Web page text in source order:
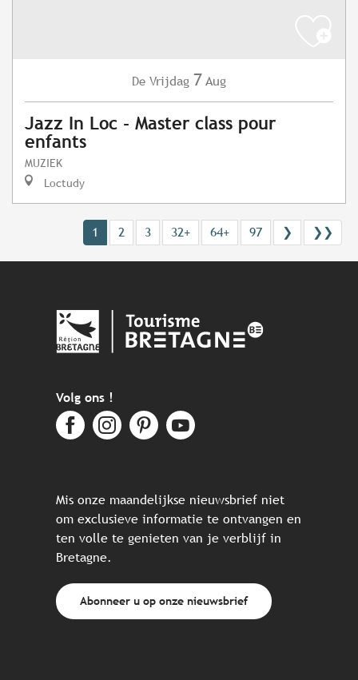
De Vrijdag 7 Aug
Jazz In Loc - Master class pour
enfants
MUZIEK
Loctudy
1 2 3 32+ 64+ 97 ❯ ❯❯
Volg ons !
Mis onze maandelijkse nieuwsbrief niet
om exclusieve informatie te ontvangen en
ten volle te genieten van je verblijf in
Bretagne.
Abonneer u op onze nieuwsbrief